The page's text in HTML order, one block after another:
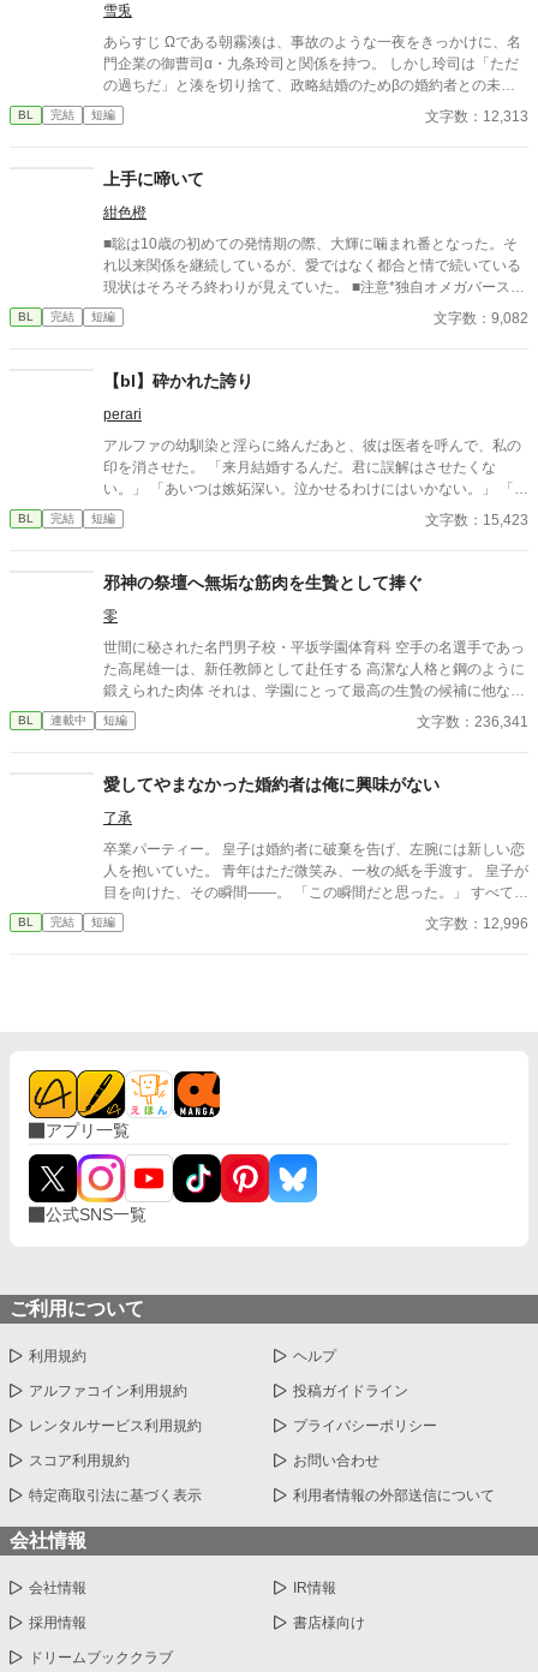
雪兎
あらすじ Ωである朝霧湊は、事故のような一夜をきっかけに、名
門企業の御曹司α・九条玲司と関係を持つ。 しかし玲司は「ただ
の過ちだ」と湊を切り捨て、政略結婚のためβの婚約者との未来
を選んだ。 深く傷ついた湊は、彼の前から姿を消す。 数か月後―
―。 湊の身体は、これまで誰も知らなかった希少な『遅咲きΩ』
たと知る。 「戻ってきてくれ」 今さら必死に追いかけてくる玲
司。 だが湊の隣には、自分を支え続けてくれた医師のα・神崎伊
織がいた。 「あなたは俺を捨てたでしょう」 後悔に苦しむα、執
着する第二のα、そして希少Ωを巡る陰謀。 もう二度と傷つきた
くないΩが最後に選ぶ相手とは――。 捨てた側の後悔と執着が加
速する、すれ違いオメガバースBL。
BL 完結 短編 文字数：12,313
上手に啼いて
紺色橙
■聡は10歳の初めての発情期の際、大輝に噛まれ番となった。そ
れ以来関係を継続しているが、愛ではなく都合と情で続いている
現状はそろそろ終わりが見えていた。 ■注意*独自オメガバース設
定。■『それは愛か本能か』と同じ世界設定です。関係は一切な
し。
BL 完結 短編 文字数：9,082
【bl】砕かれた誇り
perari
アルファの幼馴染と淫らに絡んだあと、彼は医者を呼んで、私の
印を消させた。 「来月結婚するんだ。君に誤解はさせたくな
い。」 「あいつは嫉妬深い。泣かせるわけにはいかない。」 「君
ももう年頃の残り物のオメガだろ？ 俺の印をつけたまま、他の
アルファとお見合いするなんてありえない。」 彼は冷たく、けれ
す。 「長い間、俺に従ってきたんだから、君を傷つけたりはしな
い。」 「結婚の日には招待状を送る。必ず来て、席につけよ。」
--- いくつかのコメントを拝見し、大変申し訳なく思っておりま
す。 私は現在日本語を勉強しており、この文章はAI作品ではあり
ませんが、 一部に翻訳ソフトを使用しています。 もし読んでくだ
さる中で日本語のおかしな点をご指摘いただけましたら、 本当に
BL 完結 短編 文字数：15,423
邪神の祭壇へ無垢な筋肉を生贄として捧ぐ
零
世間に秘された名門男子校・平坂学園体育科 空手の名選手であっ
た高尾雄一は、新任教師として赴任する 高潔な人格と鋼のように
鍛えられた肉体 それは、学園にとって最高の生贄の候補に他なら
なかった 至高の筋肉を持つ、精神を削られ意志をなくした青年を
太古の神に捧げるため、“水”、“風”、“土”の信奉者達が暗躍する 意
校で繰り広げられるダークファンタジー
BL 連載中 短編 文字数：236,341
愛してやまなかった婚約者は俺に興味がない
了承
卒業パーティー。 皇子は婚約者に破棄を告げ、左腕には新しい恋
人を抱いていた。 青年はただ微笑み、一枚の紙を手渡す。 皇子が
目を向けた、その瞬間——。 「この瞬間だと思った。」 すべてを
愛で終わらせた、沈黙の恋の物語。 IFストーリーあり 誤字あ
れば報告お願いします！
BL 完結 短編 文字数：12,996
アプリ一覧
公式SNS一覧
ご利用について
利用規約 ヘルプ
アルファコイン利用規約 投稿ガイドライン
レンタルサービス利用規約 プライバシーポリシー
スコア利用規約 お問い合わせ
特定商取引法に基づく表示 利用者情報の外部送信について
会社情報
会社情報 IR情報
採用情報 書店様向け
ドリームブッククラブ